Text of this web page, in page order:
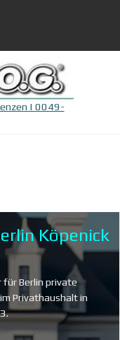
| 0049-
Köpenick
Berlin private
Privathaushalt in